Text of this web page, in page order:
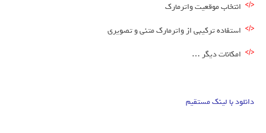
انتخاب موقعیت واترمارک
استفاده ترکیبی از واترمارک متنی و تصویری
امکانات دیگر …
دانلود با لینک مستقیم